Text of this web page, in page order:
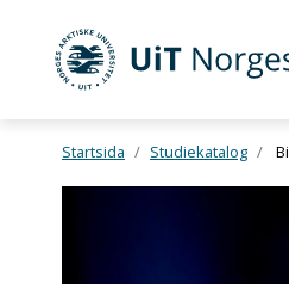
Gå til hovedinnhold
UiT Norges arktiske
Startsida Studiekatalog